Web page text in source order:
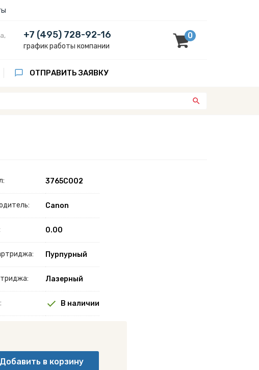
+7 (495) 728-92-16
график работы компании
0
ОТПРАВИТЬ ЗАЯВКУ
3765C002
Canon
0.00
Пурпурный
Лазерный
В наличии